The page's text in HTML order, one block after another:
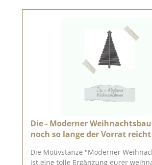
Die - Moderner
noch so lange der Vorrat reicht
Die Motivstanze "Moderner
ist eine tolle Ergänzung eurer